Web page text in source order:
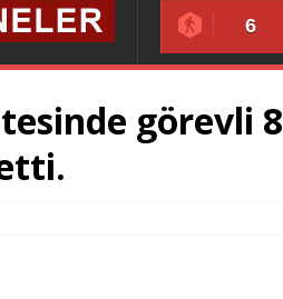
6
görevli 8